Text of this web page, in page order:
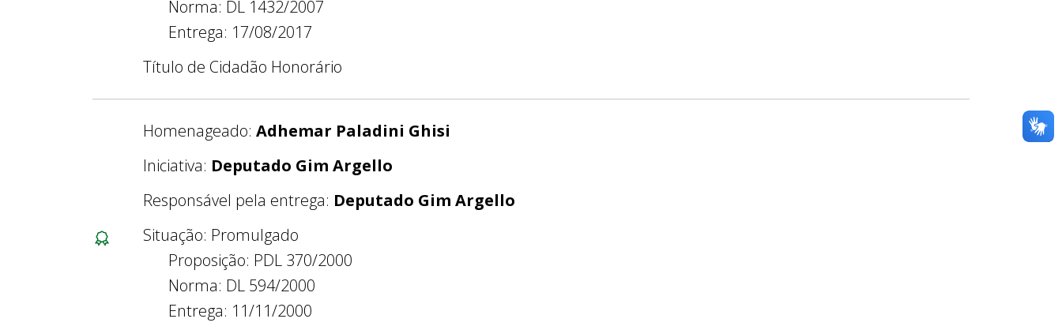
Norma: DL 1432/2007
Entrega: 17/08/2017
Título de Cidadão Honorário
Homenageado: Adhemar Paladini Ghisi
Iniciativa: Deputado Gim Argello
Responsável pela entrega: Deputado Gim Argello
Situação: Promulgado
Proposição: PDL 370/2000
Norma: DL 594/2000
Entrega: 11/11/2000